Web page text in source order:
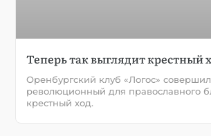
Теперь так выглядит крестный
Оренбургский клуб «Логос» совершил
революционный для православного
крестный ход.